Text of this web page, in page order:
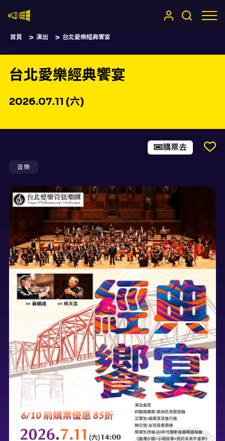
首頁 演出 台北愛樂經典饗宴
台北愛樂經典饗宴
2026.07.11 (六)
音樂
購票去